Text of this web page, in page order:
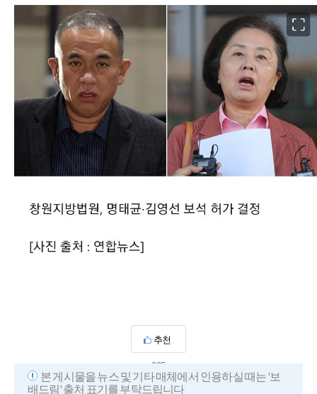
추천
295
본 게시물을 뉴스 및 기타 매체에서 인용하실 때는 '보
배드림' 출처 표기를 부탁드립니다